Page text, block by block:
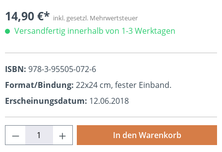
14,90 €* inkl. gesetzl. Mehrwertsteuer
Versandfertig innerhalb von 1-3 Werktagen
ISBN: 978-3-95505-072-6
Format/Bindung: 22x24 cm, fester Einband.
Erscheinungsdatum: 12.06.2018
Produkt Anzahl: Gib den gewünschten
In den Warenkorb